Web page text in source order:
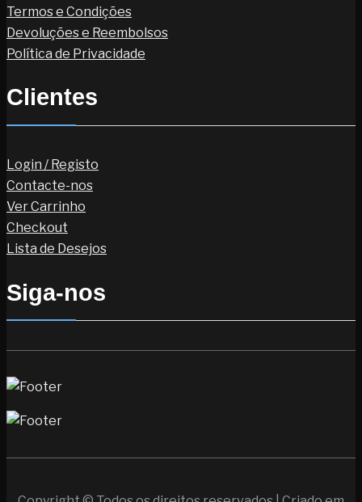
Termos e Condições
Devoluções e Reembolsos
Política de Privacidade
Clientes
Login / Registo
Contacte-nos
Ver Carrinho
Checkout
Lista de Desejos
Siga-nos